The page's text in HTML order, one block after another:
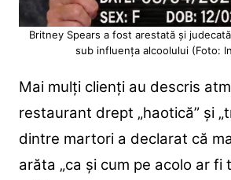
Britney Spears a fost arestată și
sub influența alcoolului (Foto:
Mai mulți clienți au descris
restaurant drept „haotică” și
dintre martori a declarat că
arăta „ca și cum pe acolo ar fi